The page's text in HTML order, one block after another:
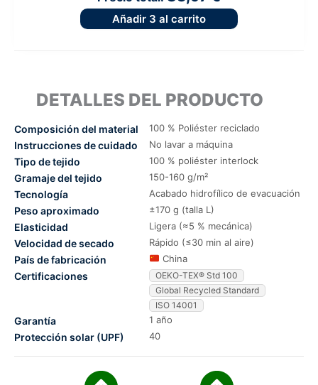
Añadir 3 al carrito
DETALLES DEL PRODUCTO
Composición del material 100 % Poliéster reciclado
Instrucciones de cuidado No lavar a máquina
Tipo de tejido 100 % poliéster interlock
Gramaje del tejido 150-160 g/m²
Tecnología Acabado hidrofílico de evacuación
Peso aproximado ±170 g (talla L)
Elasticidad Ligera (≈5 % mecánica)
Velocidad de secado Rápido (≤30 min al aire)
País de fabricación China
Certificaciones
OEKO-TEX® Std 100
Global Recycled Standard
ISO 14001
Garantía 1 año
Protección solar (UPF) 40